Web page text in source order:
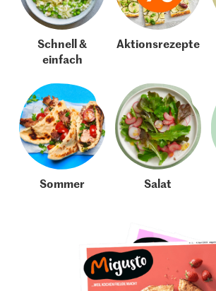
Schnell &
einfach
Aktionsrezepte
Sommer Salat